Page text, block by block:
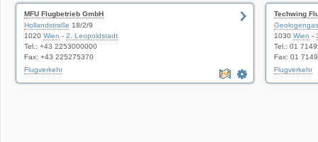
MFU Flugbetrieb GmbH
Hollandstraße 18/2/9
1020 Wien - 2. Leopoldstadt
Tel.: +43 2253000000
Fax: +43 225275370
Flugverkehr
Techwing
1030 Wien -
Tel.: 01
Fax: 01
Flugverkehr